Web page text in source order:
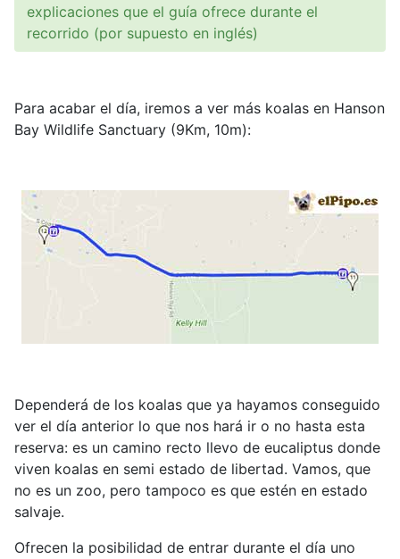
explicaciones que el guía ofrece durante el
recorrido (por supuesto en inglés)
Para acabar el día, iremos a ver más koalas en Hanson
Bay Wildlife Sanctuary (9Km, 10m):
Dependerá de los koalas que ya hayamos conseguido
ver el día anterior lo que nos hará ir o no hasta esta
reserva: es un camino recto llevo de eucaliptus donde
viven koalas en semi estado de libertad. Vamos, que
no es un zoo, pero tampoco es que estén en estado
salvaje.
Ofrecen la posibilidad de entrar durante el día uno